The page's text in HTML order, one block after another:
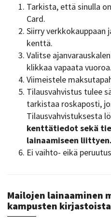
Tarkista, että sinulla
Card.
Siirry verkkokauppaan
kenttä.
Valitse
klikkaa vapaata vuoroa.
Viimeistele
Tilausvahvistus tulee
tarkistaa roskaposti,
Tilausvahvistuksesta
kenttätiedot sekä
lainaamiseen liittyen.
Ei vaihto- eikä
Mailojen lainaaminen
kampusten kirjastoista